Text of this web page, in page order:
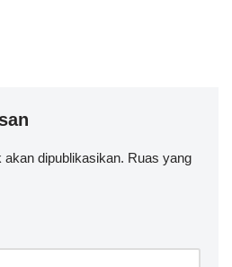
akan dipublikasikan. Ruas yang